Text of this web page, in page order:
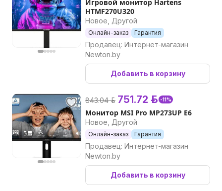
Игровой монитор Hartens
HTMF270U320
Новое, Другой
Онлайн-заказ Гарантия
Продавец: Интернет-магазин
Newton.by
Добавить в корзину
843.04 р. 751.72 р. -11%
Монитор MSI Pro MP273UP E6
Новое, Другой
Онлайн-заказ Гарантия
Продавец: Интернет-магазин
Newton.by
Добавить в корзину